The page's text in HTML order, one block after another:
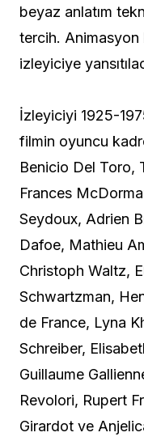
beyaz anlatım
tercih. Animasyon
izleyiciye
İzleyiciyi 1925-
filmin oyuncu
Benicio Del Toro,
Frances
Seydoux, Adrien
Dafoe, Mathieu
Christoph Waltz,
Schwartzman,
de France, Lyna
Schreiber,
Guillaume
Revolori, Rupert
Girardot ve